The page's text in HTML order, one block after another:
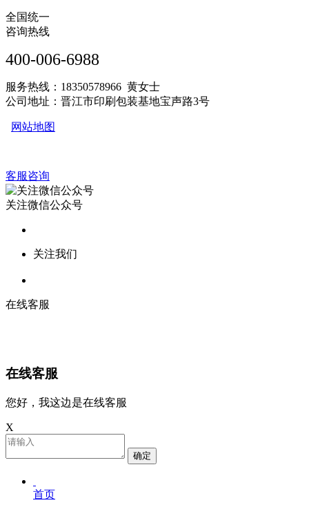
全国统一
咨询热线
400-006-6988
服务热线：18350578966 黄女士
公司地址：晋江市印刷包装基地宝声路3号
网站地图
客服咨询
关注微信公众号
关注我们
在线客服
在线客服
您好，我这边是在线客服
X
确定
首页